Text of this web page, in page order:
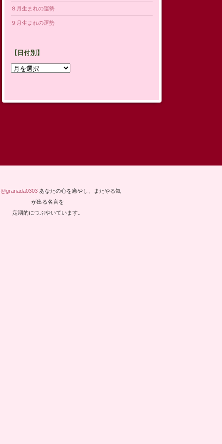
８月生まれの運勢
９月生まれの運勢
【日付別】
【日
あなたの心を癒やし、またやる気
が出る名言を
定期的につぶやいています。